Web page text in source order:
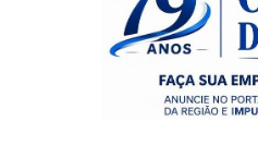
indenizações